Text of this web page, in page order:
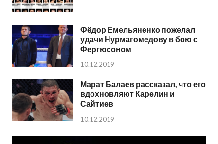
Фёдор Емельяненко пожелал
удачи Нурмагомедову в бою с
Фергюсоном
10.12.2019
Марат Балаев рассказал, что его
вдохновляют Карелин и
Сайтиев
10.12.2019